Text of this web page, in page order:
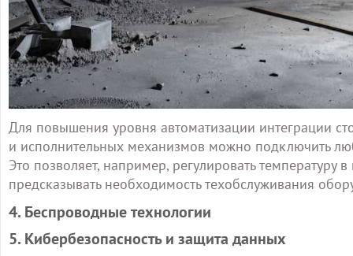
Для повышения уровня автоматизации интеграции
и исполнительных механизмов можно подключить
Это позволяет, например, регулировать
предсказывать необходимость техобслуживания
4. Беспроводные технологии
5. Кибербезопасность и защита данных